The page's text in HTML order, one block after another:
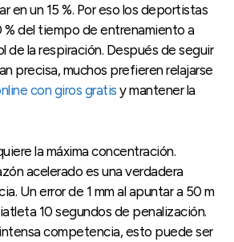
en un 15 %. Por eso los deportistas
% del tiempo de entrenamiento a
de la respiración. Después de seguir
precisa, muchos prefieren relajarse
con giros gratis y mantener la
la máxima concentración.
acelerado es una verdadera
Un error de 1 mm al apuntar a 50 m
10 segundos de penalización.
competencia, esto puede ser